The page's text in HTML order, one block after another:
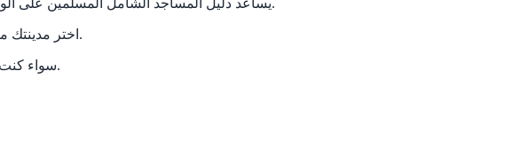
اعثر على المساجد القريبة منك في Germany. يساعد دليل المساجد الشامل المسلمين على الوصول إلى المساجد والمصليات والمراكز الإسلامية والمرافق المجتمعية.
اختر مدينتك من القائمة أعلاه لاكتشاف المساجد في منطقتك. احصل على الاتجاهات ومعلومات الاتصال ومواقيت الصلاة لكل موقع.
سواء كنت مسافرًا أو تبحث عن مكان جديد للصلاة، يعينك محدد المساجد لدينا على البقاء قريبًا من جماعة المسجد في منطقتك.